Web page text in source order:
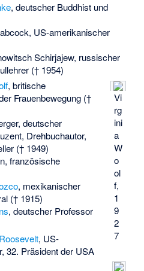
, deutscher Buddhist und
, US-amerikanischer
Schirjajew, russischer
(† 1954)
Vi
rg
ini
a
W
o
ol
f,
1
9
2
7
, britische
Frauenbewegung (†
, deutscher
Drehbuchautor,
(† 1949)
, französische
, mexikanischer
(† 1915)
, deutscher Professor
, US-
32. Präsident der USA